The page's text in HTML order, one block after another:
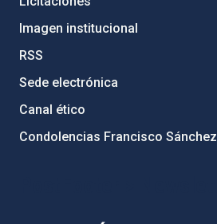
Imagen institucional
RSS
Sede electrónica
Canal ético
Condolencias Francisco Sánchez